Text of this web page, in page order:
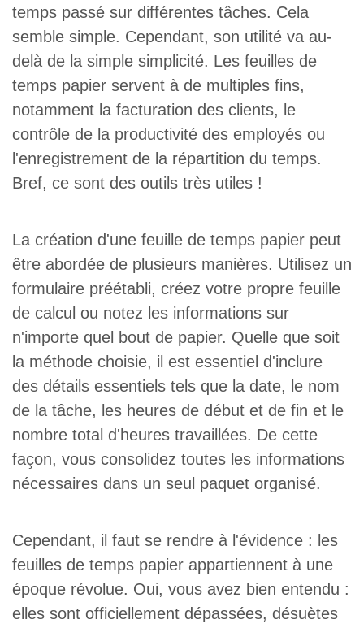
temps passé sur différentes tâches. Cela
semble simple. Cependant, son utilité va au-
delà de la simple simplicité. Les feuilles de
temps papier servent à de multiples fins,
notamment la facturation des clients, le
contrôle de la productivité des employés ou
l'enregistrement de la répartition du temps.
Bref, ce sont des outils très utiles !
La création d'une feuille de temps papier peut
être abordée de plusieurs manières. Utilisez un
formulaire préétabli, créez votre propre feuille
de calcul ou notez les informations sur
n'importe quel bout de papier. Quelle que soit
la méthode choisie, il est essentiel d'inclure
des détails essentiels tels que la date, le nom
de la tâche, les heures de début et de fin et le
nombre total d'heures travaillées. De cette
façon, vous consolidez toutes les informations
nécessaires dans un seul paquet organisé.
Cependant, il faut se rendre à l'évidence : les
feuilles de temps papier appartiennent à une
époque révolue. Oui, vous avez bien entendu :
elles sont officiellement dépassées, désuètes